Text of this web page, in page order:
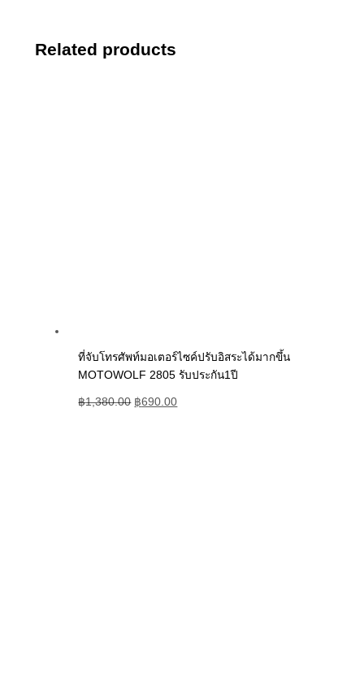
Related products
ที่จับโทรศัพท์มอเตอร์ไซค์ปรับอิสระได้มากขึ้น
MOTOWOLF 2805 รับประกัน1ปี
฿1,380.00 ฿690.00